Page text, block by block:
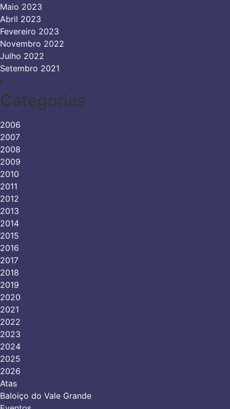
Maio 2023
Abril 2023
Fevereiro 2023
Novembro 2022
Julho 2022
Setembro 2021
Categorias
2006
2007
2008
2009
2010
2011
2012
2013
2014
2015
2016
2017
2018
2019
2020
2021
2022
2023
2024
2025
2026
Atas
Baloiço do Vale Grande